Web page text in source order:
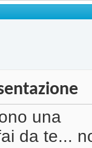
una
da te...